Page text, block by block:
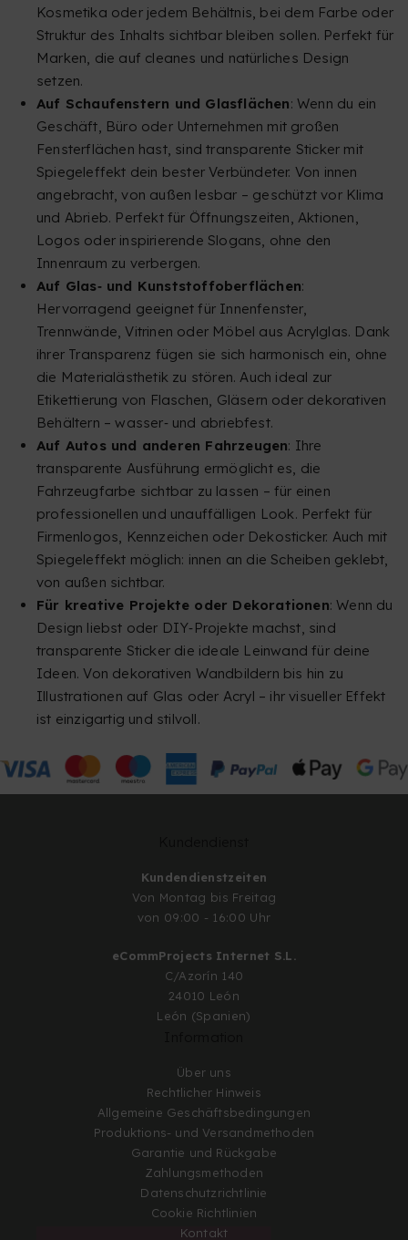
Kosmetika oder jedem Behältnis, bei dem Farbe oder
Struktur des Inhalts sichtbar bleiben sollen. Perfekt für
Marken, die auf cleanes und natürliches Design
setzen.
Auf Schaufenstern und Glasflächen: Wenn du ein
Geschäft, Büro oder Unternehmen mit großen
Fensterflächen hast, sind transparente Sticker mit
Spiegeleffekt dein bester Verbündeter. Von innen
angebracht, von außen lesbar – geschützt vor Klima
und Abrieb. Perfekt für Öffnungszeiten, Aktionen,
Logos oder inspirierende Slogans, ohne den
Innenraum zu verbergen.
Auf Glas‑ und Kunststoffoberflächen:
Hervorragend geeignet für Innenfenster,
Trennwände, Vitrinen oder Möbel aus Acrylglas. Dank
ihrer Transparenz fügen sie sich harmonisch ein, ohne
die Materialästhetik zu stören. Auch ideal zur
Etikettierung von Flaschen, Gläsern oder dekorativen
Behältern – wasser‑ und abriebfest.
Auf Autos und anderen Fahrzeugen: Ihre
transparente Ausführung ermöglicht es, die
Fahrzeugfarbe sichtbar zu lassen – für einen
professionellen und unauffälligen Look. Perfekt für
Firmenlogos, Kennzeichen oder Dekosticker. Auch mit
Spiegeleffekt möglich: innen an die Scheiben geklebt,
von außen sichtbar.
Für kreative Projekte oder Dekorationen: Wenn du
Design liebst oder DIY‑Projekte machst, sind
transparente Sticker die ideale Leinwand für deine
Ideen. Von dekorativen Wandbildern bis hin zu
Illustrationen auf Glas oder Acryl – ihr visueller Effekt
ist einzigartig und stilvoll.
Kundendienstzeiten
Von Montag bis Freitag
von 09:00 - 16:00 Uhr
eCommProjects Internet S.L.
C/Azorín 140
24010 León
León (Spanien)
Über uns
Rechtlicher Hinweis
Allgemeine Geschäftsbedingungen
Produktions- und Versandmethoden
Garantie und Rückgabe
Zahlungsmethoden
Datenschutzrichtlinie
Cookie Richtlinien
Kontakt